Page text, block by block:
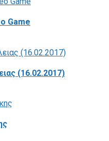
Game
(16.02.2017)